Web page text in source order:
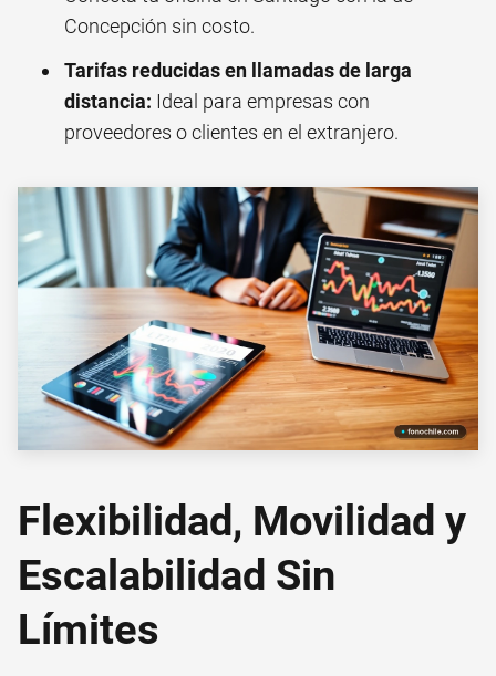
Concepción sin costo.
Tarifas reducidas en llamadas de larga
distancia: Ideal para empresas con
proveedores o clientes en el extranjero.
Flexibilidad, Movilidad y
Escalabilidad Sin
Límites